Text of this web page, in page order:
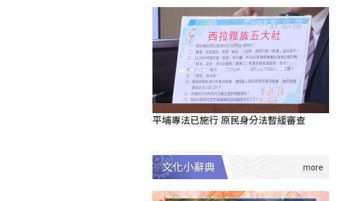
平埔專法已施行 原民身分法暫緩審查
文化小辭典